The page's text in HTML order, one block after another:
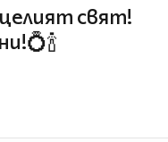
свят!